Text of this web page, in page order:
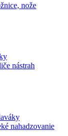
nože
nástrah
nahadzovanie